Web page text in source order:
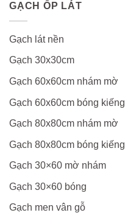
GẠCH ỐP LÁT
Gạch lát nền
Gạch 30x30cm
Gạch 60x60cm nhám mờ
Gạch 60x60cm bóng kiếng
Gạch 80x80cm nhám mờ
Gạch 80x80cm bóng kiếng
Gạch 30×60 mờ nhám
Gạch 30×60 bóng
Gạch men vân gỗ